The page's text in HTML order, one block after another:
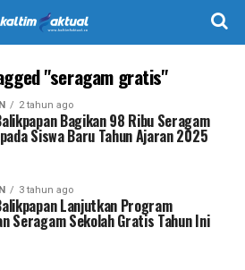
"seragam gratis"
2 tahun ago
Bagikan 98 Ribu Seragam
Siswa Baru Tahun Ajaran 2025
3 tahun ago
Lanjutkan Program
Seragam Sekolah Gratis Tahun Ini